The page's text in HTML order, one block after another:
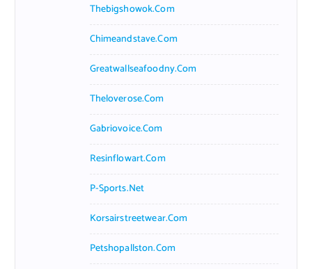
Thebigshowok.com
Chimeandstave.com
Greatwallseafoodny.com
Theloverose.com
Gabriovoice.com
Resinflowart.com
P-Sports.net
Korsairstreetwear.com
Petshopallston.com